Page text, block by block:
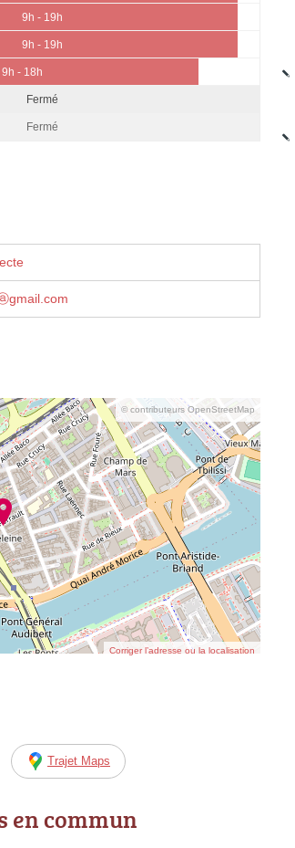
9h - 19h
9h - 19h
9h - 18h
Fermé
Fermé
© contributeurs OpenStreetMap
Corriger l’adresse ou la localisation
Trajet Maps
en commun